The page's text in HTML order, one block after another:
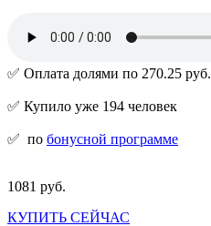
✅ Оплата долями по 270.25 руб.
✅ Купило уже 194 человек
✅ по бонусной программе
1081 руб.
КУПИТЬ СЕЙЧАС